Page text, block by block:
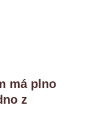
má plno
z